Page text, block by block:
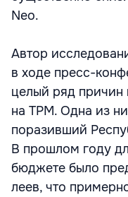
Neo.
Автор
в ходе пресс-
целый ряд причин
на ТРМ. Одна из
поразивший
В прошлом году
бюджете было
леев, что